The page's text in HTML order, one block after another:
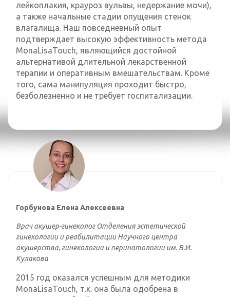
лейкоплакия, крауроз вульвы, недержание мочи),
а также начальные стадии опущения стенок
влагалища. Наш повседневный опыт
подтверждает высокую эффективность метода
MonaLisaTouch, являющийся достойной
альтернативой длительной лекарственной
терапии и оперативным вмешательствам. Кроме
того, сама манипуляция проходит быстро,
безболезненно и не требует госпитализации.
Горбунова Елена Алексеевна
Врач акушер-гинеколог Отделения эстетической
гинекологии и реабилитации Научного центра
акушерства, гинекологии и перинатологии им. В.И.
Кулакова
2015 год оказался успешным для методики
MonaLisaTouch, т.к. она была одобрена в